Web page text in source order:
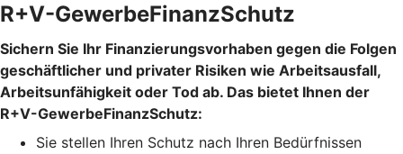
R+V-GewerbeFinanzSchutz
Sichern Sie Ihr Finanzierungsvorhaben gegen die Folgen
geschäftlicher und privater Risiken wie Arbeitsausfall,
Arbeitsunfähigkeit oder Tod ab. Das bietet Ihnen der
R+V-GewerbeFinanzSchutz:
Sie stellen Ihren Schutz nach Ihren Bedürfnissen